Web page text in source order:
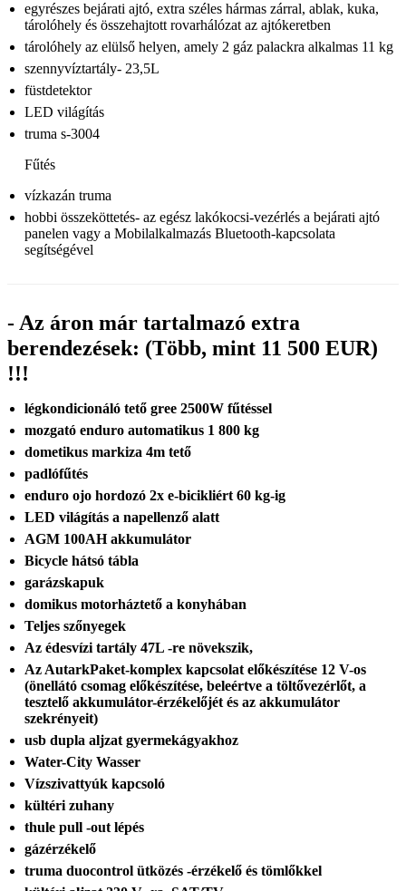
egyrészes bejárati ajtó, extra széles hármas zárral, ablak, kuka,
tárolóhely és összehajtott rovarhálózat az ajtókeretben
tárolóhely az elülső helyen, amely 2 gáz palackra alkalmas 11 kg
szennyvíztartály- 23,5L
füstdetektor
LED világítás
truma s-3004
Fűtés
vízkazán truma
hobbi összeköttetés- az egész lakókocsi-vezérlés a bejárati ajtó
panelen vagy a Mobilalkalmazás Bluetooth-kapcsolata
segítségével
- Az áron már tartalmazó extra
berendezések: (Több, mint 11 500 EUR)
!!!
légkondicionáló tető gree2500W fűtéssel
mozgató enduro automatikus 1 800 kg
dometikus markiza 4m tető
padlófűtés
enduro ojo hordozó 2x e-bicikliért 60 kg-ig
LED világítás a napellenző alatt
AGM 100AH ​​akkumulátor
Bicycle hátsó tábla
garázskapuk
domikus motorháztető a konyhában
Teljes szőnyegek
Az édesvízi tartály 47L -re növekszik,
Az AutarkPaket-komplex kapcsolat előkészítése 12 V-os
(önellátó csomag előkészítése, beleértve a töltővezérlőt, a
tesztelő akkumulátor-érzékelőjét és az akkumulátor
szekrényeit)
usb dupla aljzat gyermekágyakhoz
Water-City Wasser
Vízszivattyúk kapcsoló
kültéri zuhany
thule pull -out lépés
gázérzékelő
truma duocontrol ütközés -érzékelő és tömlőkkel